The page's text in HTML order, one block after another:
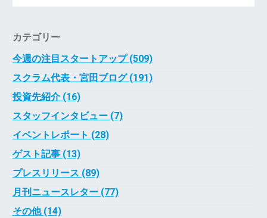
カテゴリー
今週の注目スタートアップ (509)
スクラム代表・宮田ブログ (191)
投資先紹介 (16)
スタッフインタビュー (7)
イベントレポート (28)
ゲスト記事 (13)
プレスリリース (89)
月刊ニュースレター (77)
その他 (14)